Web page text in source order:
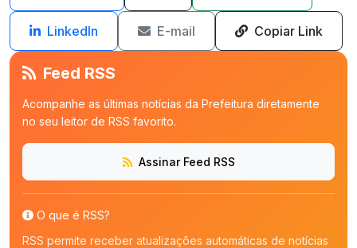
LinkedIn E-mail Copiar Link
Feed RSS
Acompanhe as últimas notícias da Prefeitura diretamente
no seu leitor de RSS favorito.
Assinar Feed RSS
O que é RSS?
RSS permite receber atualizações automáticas de notícias